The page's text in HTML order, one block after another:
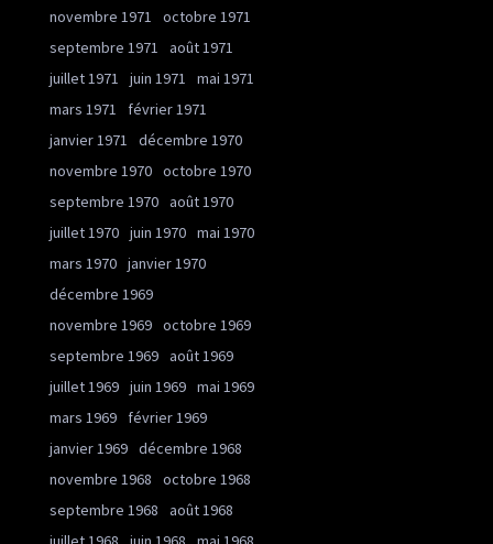
novembre 1971
octobre 1971
septembre 1971
août 1971
juillet 1971
juin 1971
mai 1971
mars 1971
février 1971
janvier 1971
décembre 1970
novembre 1970 octobre 1970
septembre 1970 août 1970
juillet 1970 juin 1970 mai 1970
mars 1970 janvier 1970
décembre 1969
novembre 1969 octobre 1969
septembre 1969 août 1969
juillet 1969 juin 1969 mai 1969
mars 1969
février 1969
janvier 1969 décembre 1968
novembre 1968
octobre 1968
septembre 1968
août 1968